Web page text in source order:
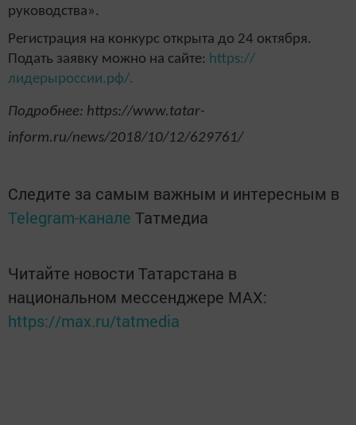
руководства».
Регистрация на конкурс открыта до 24 октября.
Подать заявку можно на сайте: https://
лидерыроссии.рф/.
Подробнее: https://www.tatar-
inform.ru/news/2018/10/12/629761/
Следите за самым важным и интересным в
Telegram-канале Татмедиа
Читайте новости Татарстана в
национальном мессенджере MАХ:
https://max.ru/tatmedia